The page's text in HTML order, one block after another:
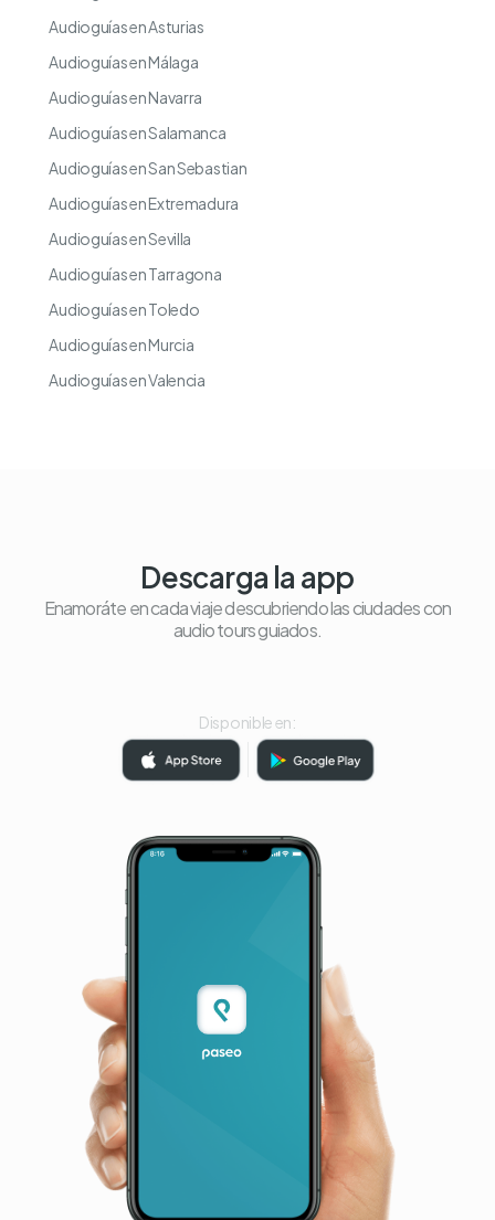
Audioguías en Asturias
Audioguías en Málaga
Audioguías en Navarra
Audioguías en Salamanca
Audioguías en San Sebastian
Audioguías en Extremadura
Audioguías en Sevilla
Audioguías en Tarragona
Audioguías en Toledo
Audioguías en Murcia
Audioguías en Valencia
Descarga la app
Enamoráte en cada viaje descubriendo las ciudades con
audio tours guiados.
Disponible en: